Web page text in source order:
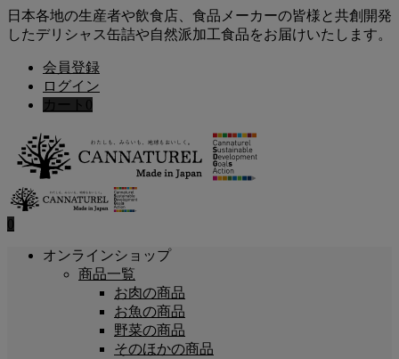
日本各地の生産者や飲食店、食品メーカーの皆様と共創開発
したデリシャス缶詰や自然派加工食品をお届けいたします。
会員登録
ログイン
カート 0
0
オンラインショップ
商品一覧
お肉の商品
お魚の商品
野菜の商品
そのほかの商品